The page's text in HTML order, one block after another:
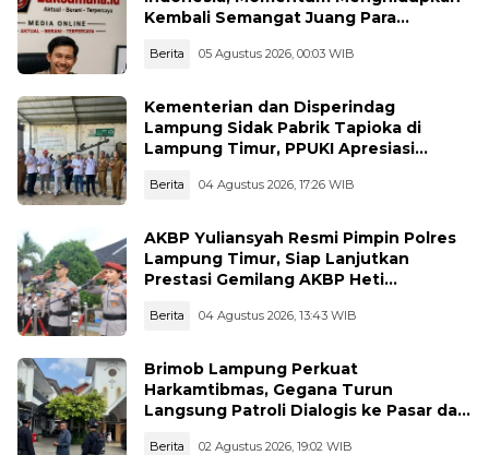
Kembali Semangat Juang Para
Berita 05 Agustus 2026, 00:03 WIB
Kementerian dan Disperindag
Lampung Sidak Pabrik Tapioka di
Lampung Timur, PPUKI Apresiasi
Berita 04 Agustus 2026, 17:26 WIB
AKBP Yuliansyah Resmi Pimpin Polres
Lampung Timur, Siap Lanjutkan
Prestasi Gemilang AKBP Heti
Berita 04 Agustus 2026, 13:43 WIB
Brimob Lampung Perkuat
Harkamtibmas, Gegana Turun
Langsung Patroli Dialogis ke Pasar dan
Berita 02 Agustus 2026, 19:02 WIB